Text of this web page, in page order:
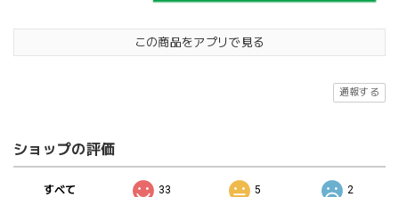
この商品をアプリで見る
通報する
ショップの評価
すべて 33 5 2